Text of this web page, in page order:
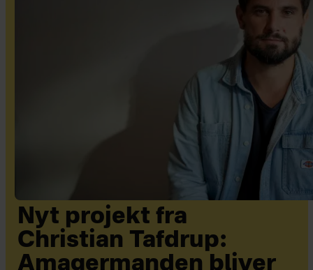
Nyt projekt fra
Christian Tafdrup:
Amagermanden bliver